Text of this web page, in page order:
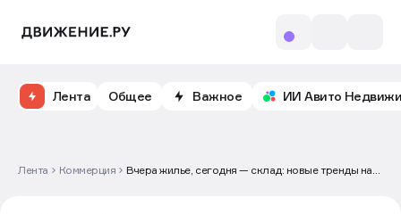
аналитике рынка в личном кабинете риелтора